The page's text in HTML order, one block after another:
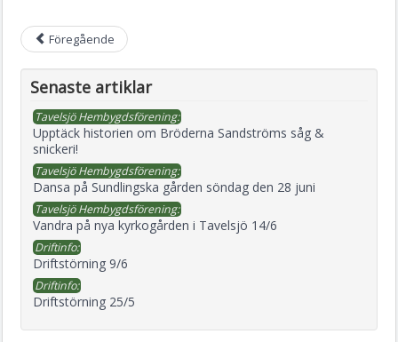
Föregående
Senaste artiklar
Tavelsjö Hembygdsförening:
Upptäck historien om Bröderna Sandströms såg &
snickeri!
Tavelsjö Hembygdsförening:
Dansa på Sundlingska gården söndag den 28 juni
Tavelsjö Hembygdsförening:
Vandra på nya kyrkogården i Tavelsjö 14/6
Driftinfo:
Driftstörning 9/6
Driftinfo:
Driftstörning 25/5